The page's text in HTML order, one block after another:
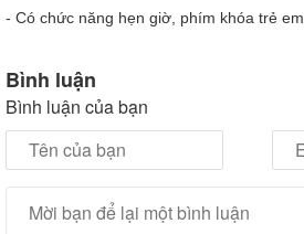
- Có chức năng hẹn giờ, phím khóa trẻ em
Bình luận
Bình luận của bạn